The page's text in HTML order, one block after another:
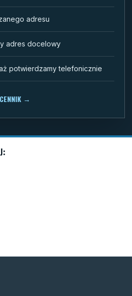
adresu
adres docelowy
potwierdzamy telefonicznie
→